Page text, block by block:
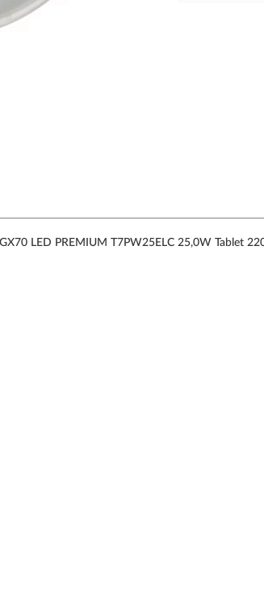
LED PREMIUM T7PW25ELC 25,0W Tablet